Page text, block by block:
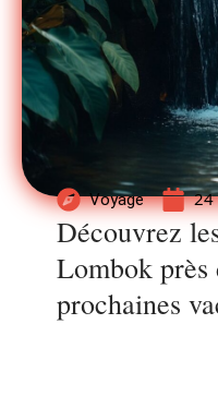
Voyage 24
Découvrez
Lombok près
prochaines